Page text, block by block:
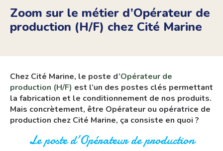
Zoom sur le métier d’Opérateur de
production (H/F) chez Cité Marine
Chez Cité Marine, le poste d’Opérateur de
production (H/F) est l’un des postes clés permettant
la fabrication et le conditionnement de nos produits.
Mais concrètement, être Opérateur ou opératrice de
production chez Cité Marine, ça consiste en quoi ?
Le poste d’Opérateur de production